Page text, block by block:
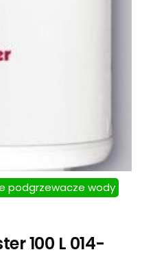
podgrzewacze wody
100 L 014-